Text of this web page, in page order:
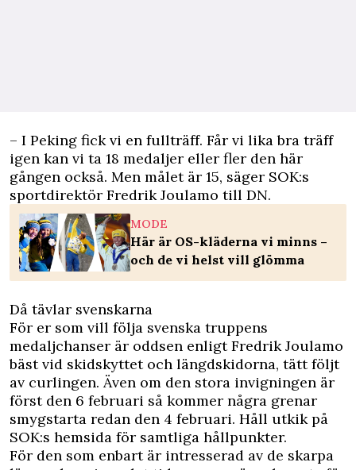
– I Peking fick vi en fullträff. Får vi lika bra träff
igen kan vi ta 18 medaljer eller fler den här
gången också. Men målet är 15, säger SOK:s
sportdirektör Fredrik Joulamo till DN.
MODE
Här är OS-kläderna vi minns –
och de vi helst vill glömma
Då tävlar svenskarna
För er som vill följa svenska truppens
medaljchanser är oddsen enligt Fredrik Joulamo
bäst vid skidskyttet och längdskidorna, tätt följt
av curlingen. Även om den stora invigningen är
först den 6 februari så kommer några grenar
smygstarta redan den 4 februari. Håll utkik på
SOK:s hemsida för samtliga hållpunkter.
För den som enbart är intresserad av de skarpa